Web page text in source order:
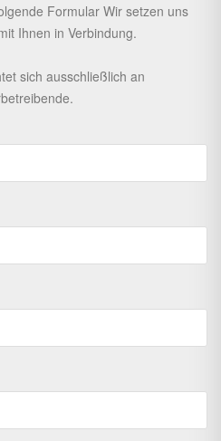
Formular Wir setzen uns
Ihnen in Verbindung.
sich ausschließlich an